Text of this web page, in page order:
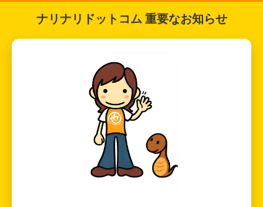
ナリナリドットコム 重要なお知らせ